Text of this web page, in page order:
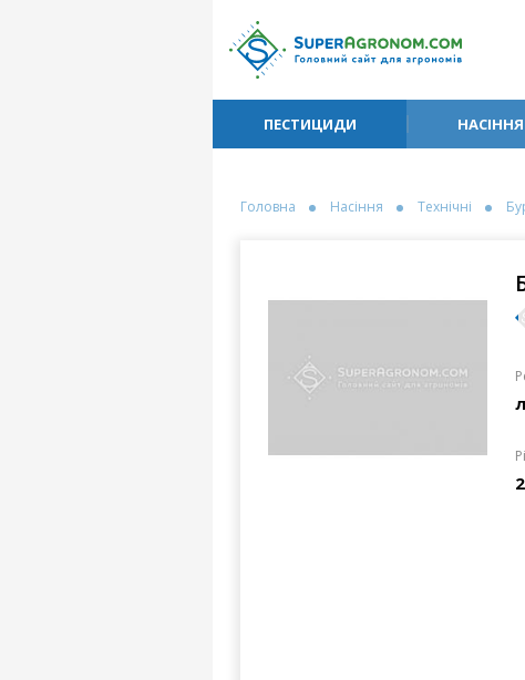
ПЕСТИЦИДИ НАСІННЯ
Головна Насіння Технічні